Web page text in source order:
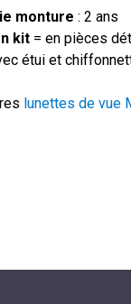
monture : 2 ans
kit = en pièces
étui et
lunettes de vue